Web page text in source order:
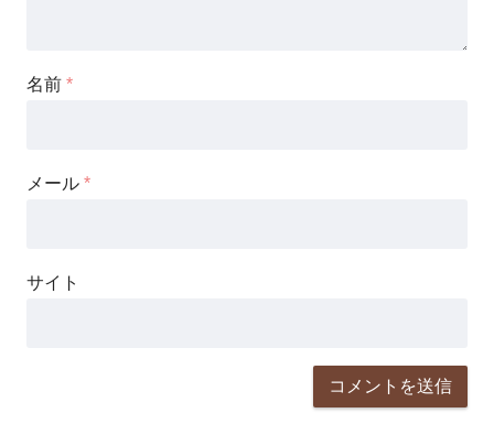
名前 *
メール *
サイト